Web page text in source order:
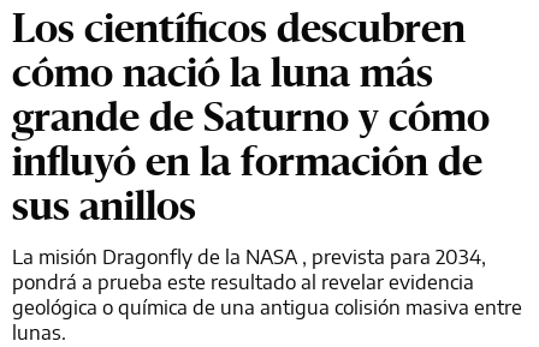
Los científicos descubren
cómo nació la luna más
grande de Saturno y cómo
influyó en la formación de
sus anillos
La misión Dragonfly de la NASA , prevista para 2034,
pondrá a prueba este resultado al revelar evidencia
geológica o química de una antigua colisión masiva entre
lunas.